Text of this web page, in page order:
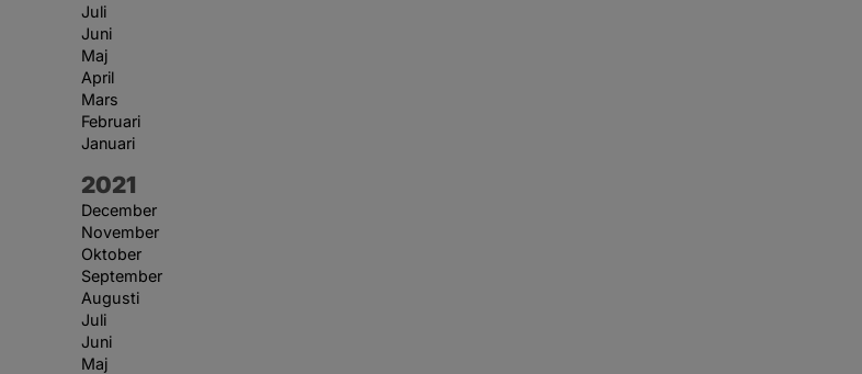
Juli
Juni
Maj
April
Mars
Februari
Januari
År:
2021
December
November
Oktober
September
Augusti
Juli
Juni
Maj